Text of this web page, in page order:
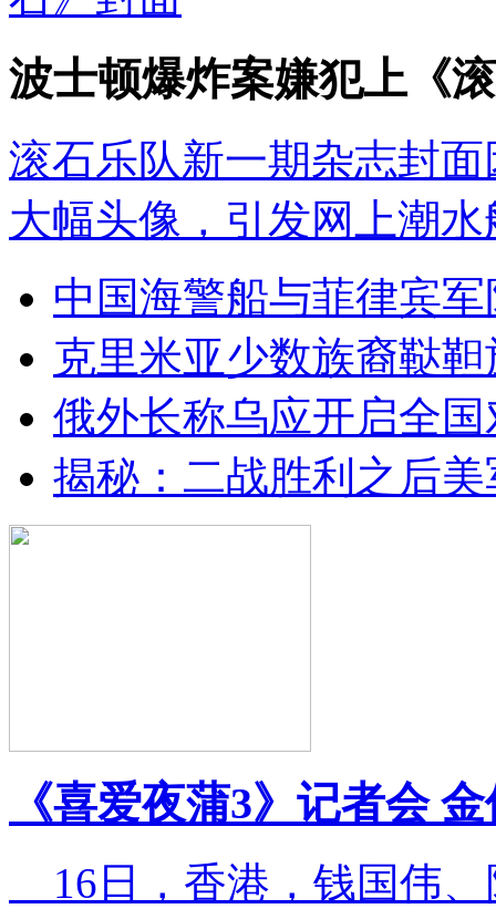
波士顿爆炸案嫌犯上《
滚石乐队新一期杂志封
大幅头像，引发网上潮
中国海警船与菲律宾
克里米亚少数族裔鞑
俄外长称乌应开启全
揭秘：二战胜利之后
《喜爱夜蒲3》记者会
16日，香港，钱国伟